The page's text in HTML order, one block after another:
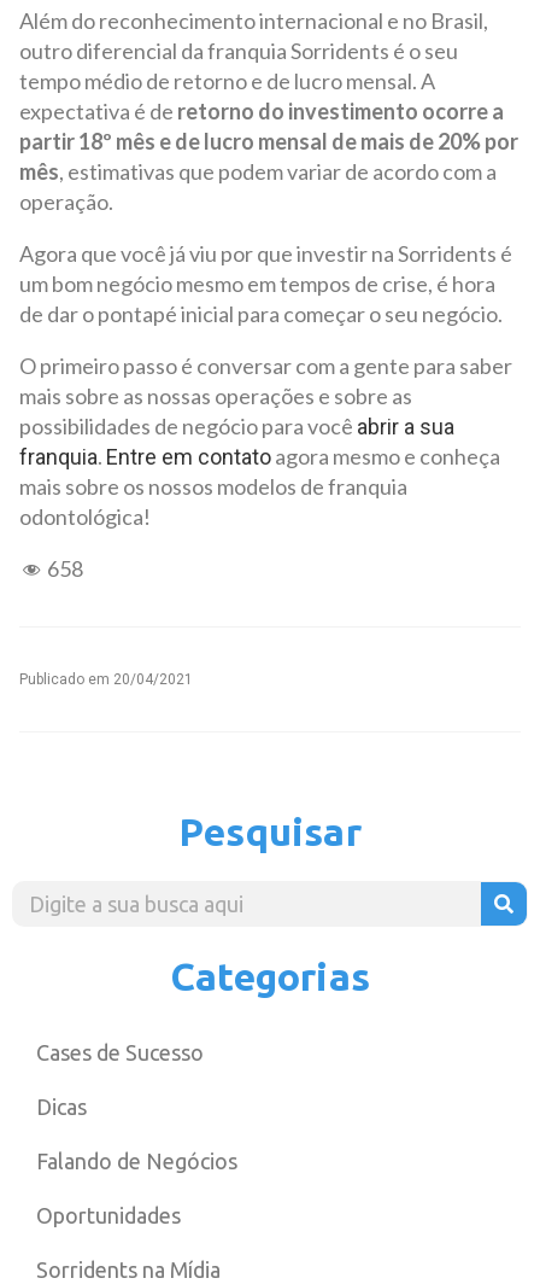
Além do reconhecimento internacional e no Brasil,
outro diferencial da franquia Sorridents é o seu
tempo médio de retorno e de lucro mensal. A
expectativa é de retorno do investimento ocorre a
partir 18º mês e de lucro mensal de mais de 20% por
mês, estimativas que podem variar de acordo com a
operação.
Agora que você já viu por que investir na Sorridents é
um bom negócio mesmo em tempos de crise, é hora
de dar o pontapé inicial para começar o seu negócio.
O primeiro passo é conversar com a gente para saber
mais sobre as nossas operações e sobre as
possibilidades de negócio para você abrir a sua
franquia. Entre em contatoagora mesmo e conheça
mais sobre os nossos modelos de franquia
odontológica!
658
Publicado em 20/04/2021
Pesquisar
Categorias
Cases de Sucesso
Dicas
Falando de Negócios
Oportunidades
Sorridents na Mídia